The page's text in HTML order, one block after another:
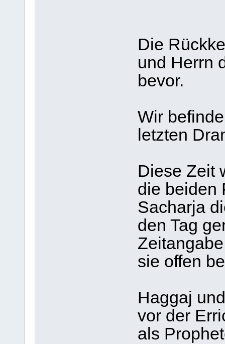
Die
und Herrn
bevor.
Wir
letzten
Diese Zeit
die beiden
Sacharja
den Tag
sie offen
Haggaj
vor der
als